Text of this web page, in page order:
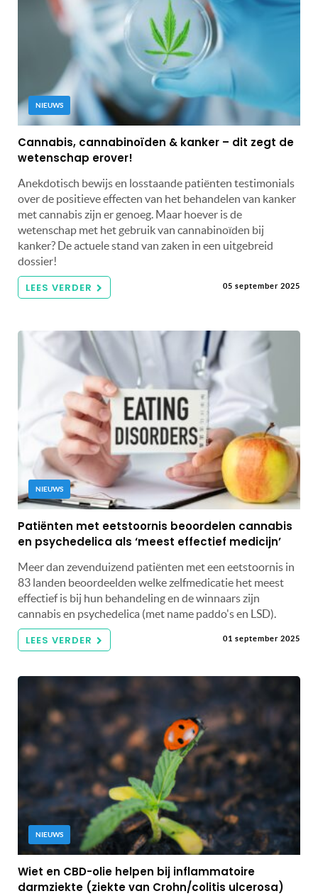
NIEUWS
Cannabis, cannabinoïden & kanker – dit zegt de
wetenschap erover!
Anekdotisch bewijs en losstaande patiënten testimonials
over de positieve effecten van het behandelen van kanker
met cannabis zijn er genoeg. Maar hoever is de
wetenschap met het gebruik van cannabinoïden bij
kanker? De actuele stand van zaken in een uitgebreid
dossier!
LEES VERDER 05 september 2025
NIEUWS
Patiënten met eetstoornis beoordelen cannabis
en psychedelica als ‘meest effectief medicijn’
Meer dan zevenduizend patiënten met een eetstoornis in
83 landen beoordeelden welke zelfmedicatie het meest
effectief is bij hun behandeling en de winnaars zijn
cannabis en psychedelica (met name paddo's en LSD).
LEES VERDER 01 september 2025
NIEUWS
Wiet en CBD-olie helpen bij inflammatoire
darmziekte (ziekte van Crohn/colitis ulcerosa)